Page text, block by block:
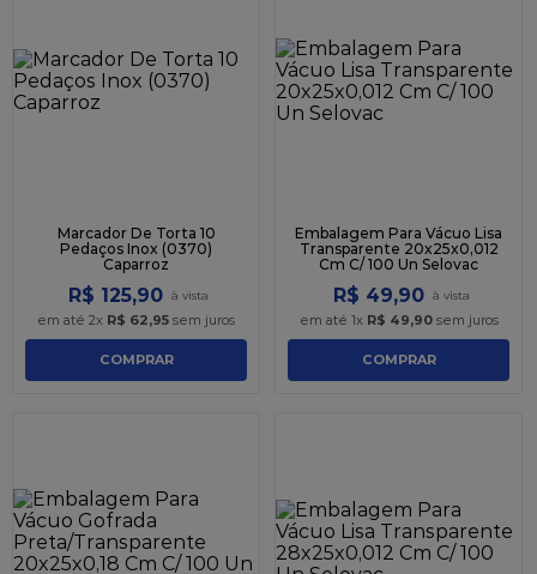
Marcador De Torta 10
Pedaços Inox (0370)
Caparroz
R$ 125,90
em até 2x R$ 62,95 sem juros
COMPRAR
Embalagem Para Vácuo Lisa
Transparente 20x25x0,012
Cm C/ 100 Un Selovac
R$ 49,90
em até 1x R$ 49,90sem juros
COMPRAR
9º
caixa kraft
10º chocolate